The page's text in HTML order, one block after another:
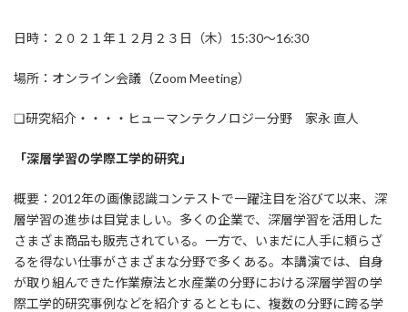
日時：２０２１年１２月２３日（木）15:30～16:30
場所：オンライン会議（Zoom Meeting）
❑研究紹介・・・・ヒューマンテクノロジー分野 家永 直人
「深層学習の学際工学的研究」
概要：2012年の画像認識コンテストで一躍注目を浴びて以来、深
層学習の進歩は目覚ましい。多くの企業で、深層学習を活用した
さまざま商品も販売されている。一方で、いまだに人手に頼らざ
るを得ない仕事がさまざまな分野で多くある。本講演では、自身
が取り組んできた作業療法と水産業の分野における深層学習の学
際工学的研究事例などを紹介するとともに、複数の分野に跨る学